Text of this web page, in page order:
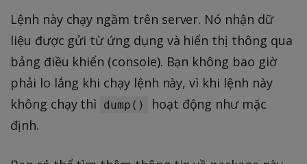
Lệnh này chạy ngầm trên server. Nó nhận dữ
liệu được gửi từ ứng dụng và hiển thị thông qua
bảng điều khiển (console). Bạn không bao giờ
phải lo lắng khi chạy lệnh này, vì khi lệnh này
không chạy thì
dump()
hoạt động như mặc
định.